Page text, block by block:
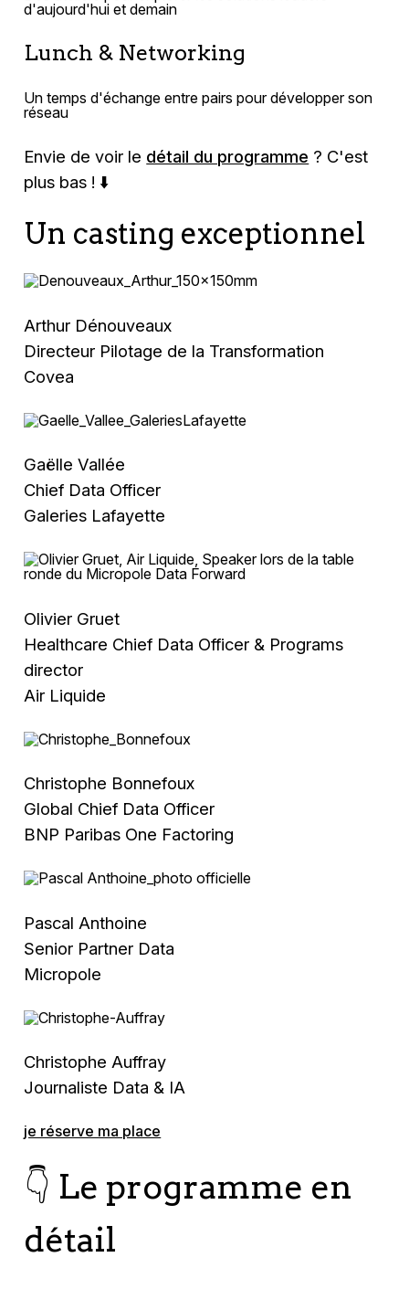
d'aujourd'hui et demain
Lunch & Networking
Un temps d'échange entre pairs pour développer son
réseau
Envie de voir le détail du programme ? C'est
plus bas ! ⬇️
Un casting exceptionnel
Arthur Dénouveaux
Directeur Pilotage de la Transformation
Covea
Gaëlle Vallée
Chief Data Officer
Galeries Lafayette
Olivier Gruet
Healthcare Chief Data Officer & Programs
director
Air Liquide
Christophe Bonnefoux
Global Chief Data Officer
BNP Paribas One Factoring
Pascal Anthoine
Senior Partner Data
Micropole
Christophe Auffray
Journaliste Data & IA
je réserve ma place
👇 Le programme en
détail